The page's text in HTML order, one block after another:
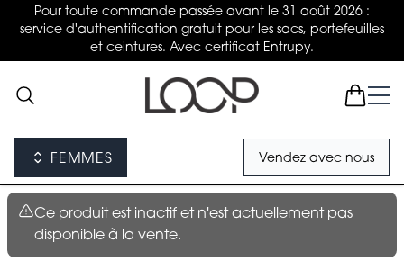
Pour toute commande passée avant le 31 août 2026 :
service d'authentification gratuit pour les sacs, portefeuilles
et ceintures. Avec certificat Entrupy.
FEMMES Vendez avec nous
Ce produit est inactif et n'est actuellement pas
disponible à la vente.